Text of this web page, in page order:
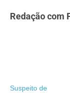
Redação com
Suspeito de